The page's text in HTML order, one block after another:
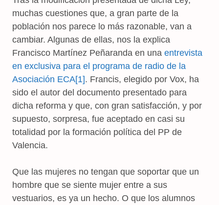
muchas cuestiones que, a gran parte de la
población nos parece lo más razonable, van a
cambiar. Algunas de ellas, nos la explica
Francisco Martínez Peñaranda en una entrevista
en exclusiva para el programa de radio de la
Asociación ECA[1]. Francis, elegido por Vox, ha
sido el autor del documento presentado para
dicha reforma y que, con gran satisfacción, y por
supuesto, sorpresa, fue aceptado en casi su
totalidad por la formación política del PP de
Valencia.
Que las mujeres no tengan que soportar que un
hombre que se siente mujer entre a sus
vestuarios, es ya un hecho. O que los alumnos